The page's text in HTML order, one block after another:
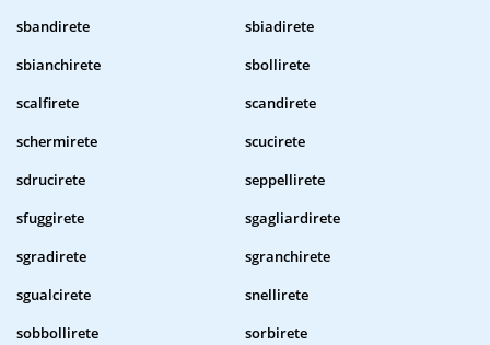
sbandirete
sbiadirete
sbianchirete
sbollirete
scalfirete
scandirete
schermirete
scucirete
sdrucirete
seppellirete
sfuggirete
sgagliardirete
sgradirete
sgranchirete
sgualcirete
snellirete
sobbollirete
sorbirete